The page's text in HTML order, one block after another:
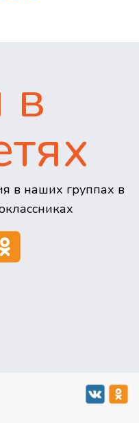
в наших группах в